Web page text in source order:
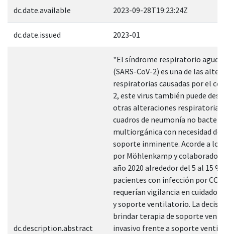
dc.date.available 2023-09-28T19:23:24Z
dc.date.issued 2023-01
dc.description.abstract
"El síndrome respiratorio agudo
(SARS-CoV-2) es una de las
respiratorias causadas por el
2, este virus también puede
otras alteraciones respiratorias
cuadros de neumonía no
multiorgánica con necesidad de
soporte inminente. Acorde a lo
por Möhlenkamp y
año 2020 alrededor del 5 al 15 %
pacientes con infección por
requerían vigilancia en cuidados
y soporte ventilatorio. La
brindar terapia de soporte
invasivo frente a soporte